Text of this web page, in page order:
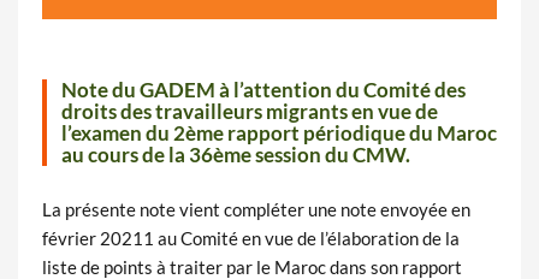
Note du GADEM à l’attention du Comité des
droits des travailleurs migrants en vue de
l’examen du 2ème rapport périodique du Maroc
au cours de la 36ème session du CMW.
La présente note vient compléter une note envoyée en
février 20211 au Comité en vue de l’élaboration de la
liste de points à traiter par le Maroc dans son rapport